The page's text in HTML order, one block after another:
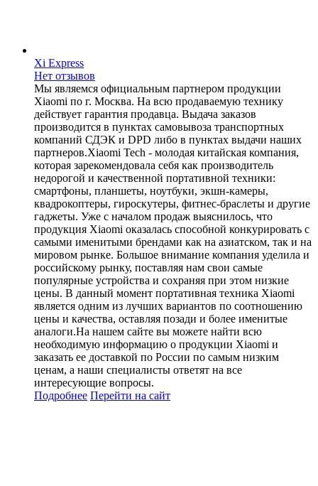
Xi Express
Нет отзывов
Мы являемся официальным партнером продукции
Xiaomi по г. Москва. На всю продаваемую технику
действует гарантия продавца. Выдача заказов
производится в пунктах самовывоза транспортных
компаний СДЭК и DPD либо в пунктах выдачи наших
партнеров.Xiaomi Tech - молодая китайская компания,
которая зарекомендовала себя как производитель
недорогой и качественной портативной техники:
смартфоны, планшеты, ноутбуки, экшн-камеры,
квадрокоптеры, гироскутеры, фитнес-браслеты и другие
гаджеты. Уже с началом продаж выяснилось, что
продукция Xiaomi оказалась способной конкурировать с
самыми именитыми брендами как на азиатском, так и на
мировом рынке. Большое внимание компания уделила и
российскому рынку, поставляя нам свои самые
популярные устройства и сохраняя при этом низкие
цены. В данный момент портативная техника Xiaomi
является одним из лучших вариантов по соотношению
цены и качества, оставляя позади и более именитые
аналоги.На нашем сайте вы можете найти всю
необходимую информацию о продукции Xiaomi и
заказать ее доставкой по России по самым низким
ценам, а наши специалисты ответят на все
интересующие вопросы.
Подробнее Перейти на сайт